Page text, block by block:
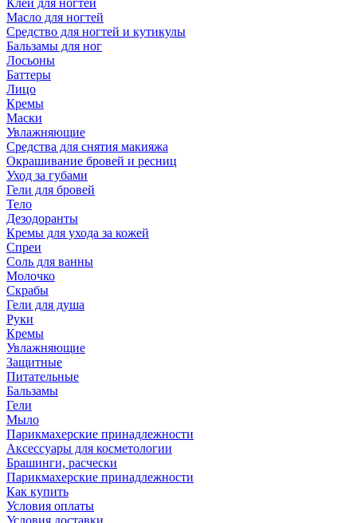
Клей для ногтей
Масло для ногтей
Средство для ногтей и кутикулы
Бальзамы для ног
Лосьоны
Баттеры
Лицо
Кремы
Маски
Увлажняющие
Средства для снятия макияжа
Окрашивание бровей и ресниц
Уход за губами
Гели для бровей
Тело
Дезодоранты
Кремы для ухода за кожей
Спреи
Соль для ванны
Молочко
Скрабы
Гели для душа
Руки
Кремы
Увлажняющие
Защитные
Питательные
Бальзамы
Гели
Мыло
Парикмахерские принадлежности
Аксессуары для косметологии
Брашинги, расчески
Парикмахерские принадлежности
Как купить
Условия оплаты
Условия доставки